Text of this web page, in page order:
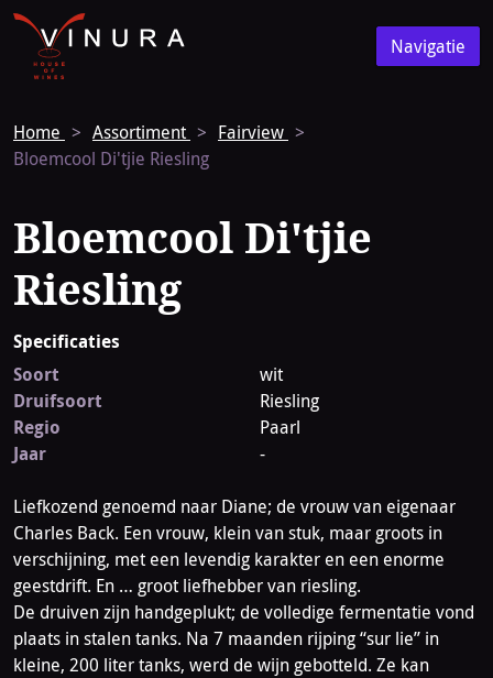
Vinura
Navigatie
Navigatie
Home Assortiment
Fairview
Bloemcool Di'tjie Riesling
Bloemcool Di'tjie
Riesling
Specificaties
Soort
wit
Druifsoort
Riesling
Regio
Paarl
Jaar
-
Liefkozend genoemd naar Diane; de vrouw van eigenaar
Charles Back. Een vrouw, klein van stuk, maar groots in
verschijning, met een levendig karakter en een enorme
geestdrift. En … groot liefhebber van riesling.
De druiven zijn handgeplukt; de volledige fermentatie vond
plaats in stalen tanks. Na 7 maanden rijping “sur lie” in
kleine, 200 liter tanks, werd de wijn gebotteld. Ze kan